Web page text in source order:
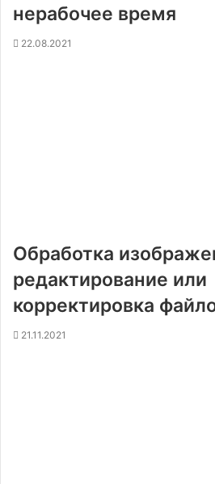
нерабочее время
22.08.2021
Обработка
редактирование или
корректировка
21.11.2021